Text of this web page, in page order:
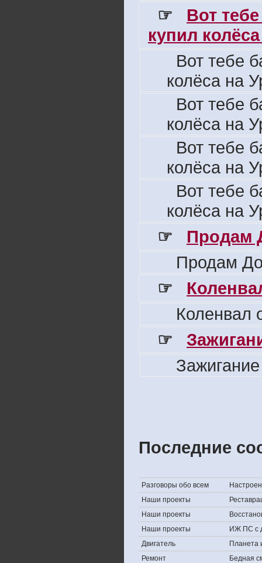
☞
Вот
купил
Вот тебе
колёса на
Вот тебе
колёса на
Вот тебе
колёса на
Вот тебе
колёса на
☞
Продам
Продам
☞
Коленвал
☞
Последние
Разговоры обо всем
Наши проекты
Наши проекты
Наши проекты
ИЖ ПС с
Двигатель
Планета
Ремонт
Бедная